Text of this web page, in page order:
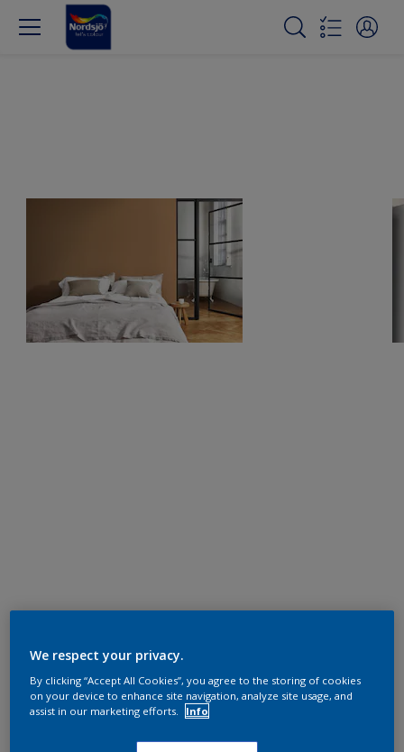
We respect your privacy.
By clicking “Accept All Cookies”, you agree to the storing of cookies
on your device to enhance site navigation, analyze site usage, and
assist in our marketing efforts.
Info